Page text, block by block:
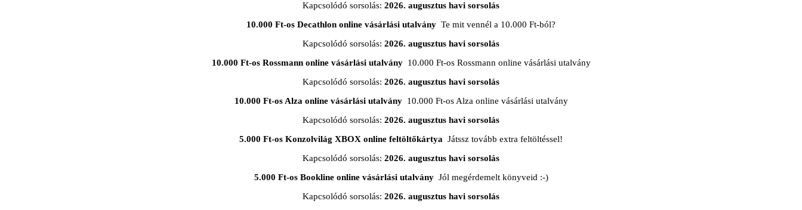
Kapcsolódó sorsolás: 2026. augusztus havi sorsolás
10.000 Ft-os Decathlon online vásárlási utalvány Te mit vennél a 10.000 Ft-ból?
Kapcsolódó sorsolás: 2026. augusztus havi sorsolás
10.000 Ft-os Rossmann online vásárlási utalvány10.000 Ft-os Rossmann online vásárlási utalvány
Kapcsolódó sorsolás: 2026. augusztus havi sorsolás
10.000 Ft-os Alza online vásárlási utalvány10.000 Ft-os Alza online vásárlási utalvány
Kapcsolódó sorsolás: 2026. augusztus havi sorsolás
5.000 Ft-os Konzolvilág XBOX online feltöltőkártya Játssz tovább extra feltöltéssel!
Kapcsolódó sorsolás: 2026. augusztus havi sorsolás
5.000 Ft-os Bookline online vásárlási utalványJól megérdemelt könyveid :-)
Kapcsolódó sorsolás: 2026. augusztus havi sorsolás